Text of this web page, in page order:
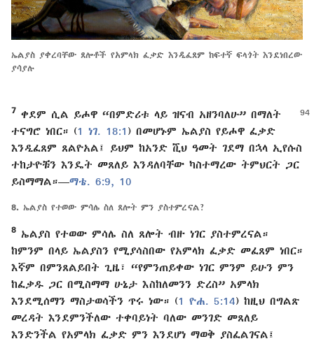
ኤልያስ ያቀረባቸው ጸሎቶች የአምላክ ፈቃድ እንዲፈጸም ከፍተኛ ፍላጎት እንደነበረው
ያሳያሉ
7 ቀደም ሲል ይሖዋ “በምድሪቱ ላይ ዝናብ አዘንባለሁ” በማለት
ተናግሮ ነበር። (1 ነገ. 18:1 ) በመሆኑም ኤልያስ የይሖዋ ፈቃድ
እንዲፈጸም ጸልዮአል፤ ይህም ከአንድ ሺህ ዓመት ገደማ በኋላ ኢየሱስ
ተከታዮቹን እንዴት መጸለይ እንዳለባቸው ካስተማረው ትምህርት ጋር
ይስማማል።—ማቴ. 6:9, 10
8. ኤልያስ የተወው ምሳሌ ስለ ጸሎት ምን ያስተምረናል?
8
ኤልያስ የተወው ምሳሌ ስለ ጸሎት ብዙ ነገር ያስተምረናል።
ከምንም በላይ ኤልያስን የሚያሳስበው የአምላክ ፈቃድ መፈጸም ነበር።
እኛም በምንጸልይበት ጊዜ፣ “የምንጠይቀው ነገር ምንም ይሁን ምን
ከፈቃዱ ጋር በሚስማማ ሁኔታ እስከለመንን ድረስ” አምላክ
እንደሚሰማን ማስታወሳችን ጥሩ ነው። (1 ዮሐ. 5:14) ከዚህ በግልጽ
መረዳት እንደምንችለው ተቀባይነት ባለው መንገድ መጸለይ
እንድንችል የአምላክ ፈቃድ ምን እንደሆነ ማወቅ ያስፈልገናል፤